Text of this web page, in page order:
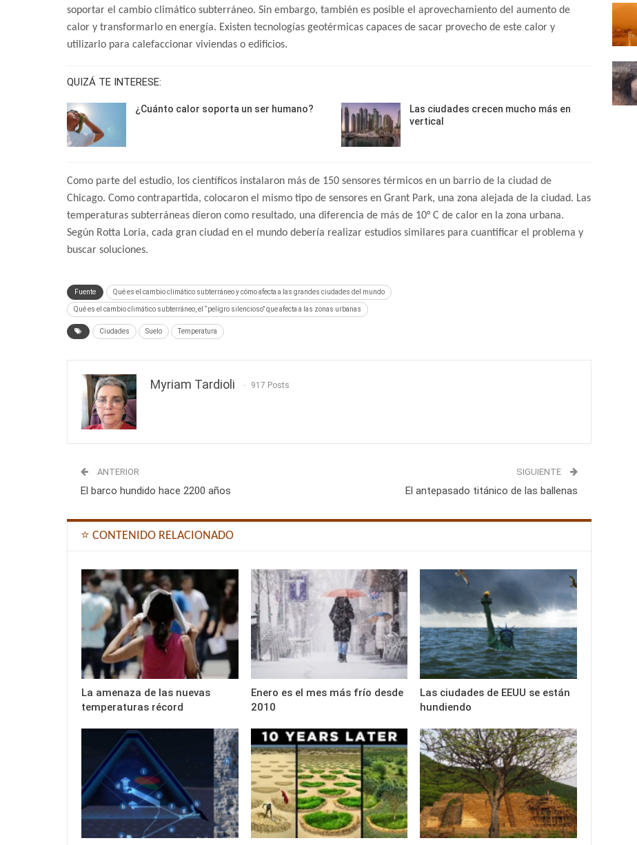
soportar el cambio climático subterráneo. Sin embargo, también es posible el aprovechamiento del aumento de
calor y transformarlo en energía. Existen tecnologías geotérmicas capaces de sacar provecho de este calor y
utilizarlo para calefaccionar viviendas o edificios.
QUIZÁ TE INTERESE:
¿Cuánto calor soporta un ser humano?
Las ciudades crecen mucho más en
vertical
Como parte del estudio, los científicos instalaron más de 150 sensores térmicos en un barrio de la ciudad de
Chicago. Como contrapartida, colocaron el mismo tipo de sensores en Grant Park, una zona alejada de la ciudad. Las
temperaturas subterráneas dieron como resultado, una diferencia de más de 10° C de calor en la zona urbana.
Según Rotta Loria, cada gran ciudad en el mundo debería realizar estudios similares para cuantificar el problema y
buscar soluciones.
Fuente Qué es el cambio climático subterráneo y cómo afecta a las grandes ciudades del mundo
Qué es el cambio climático subterráneo, el “peligro silencioso” que afecta a las zonas urbanas
Ciudades Suelo Temperatura
Myriam Tardioli 917 Posts
ANTERIOR
El barco hundido hace 2200 años
SIGUIENTE
El antepasado titánico de las ballenas
⭐ CONTENIDO RELACIONADO
La amenaza de las nuevas
temperaturas récord
Enero es el mes más frío desde
2010
Las ciudades de EEUU se están
hundiendo